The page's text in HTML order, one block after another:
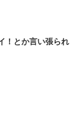
！とか言い張られ